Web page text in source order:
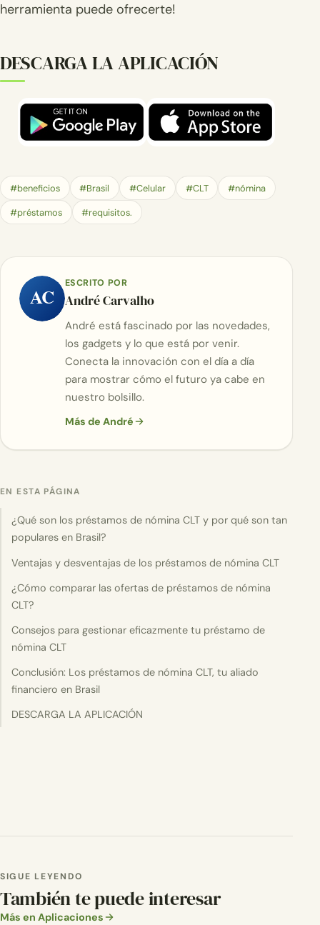
herramienta puede ofrecerte!
DESCARGA LA APLICACIÓN
#beneficios #Brasil #Celular #CLT #nómina
#préstamos #requisitos.
AC
ESCRITO POR
André Carvalho
André está fascinado por las novedades,
los gadgets y lo que está por venir.
Conecta la innovación con el día a día
para mostrar cómo el futuro ya cabe en
nuestro bolsillo.
Más de André
EN ESTA PÁGINA
¿Qué son los préstamos de nómina CLT y por qué son tan
populares en Brasil?
Ventajas y desventajas de los préstamos de nómina CLT
¿Cómo comparar las ofertas de préstamos de nómina
CLT?
Consejos para gestionar eficazmente tu préstamo de
nómina CLT
Conclusión: Los préstamos de nómina CLT, tu aliado
financiero en Brasil
DESCARGA LA APLICACIÓN
SIGUE LEYENDO
También te puede interesar
Más en Aplicaciones